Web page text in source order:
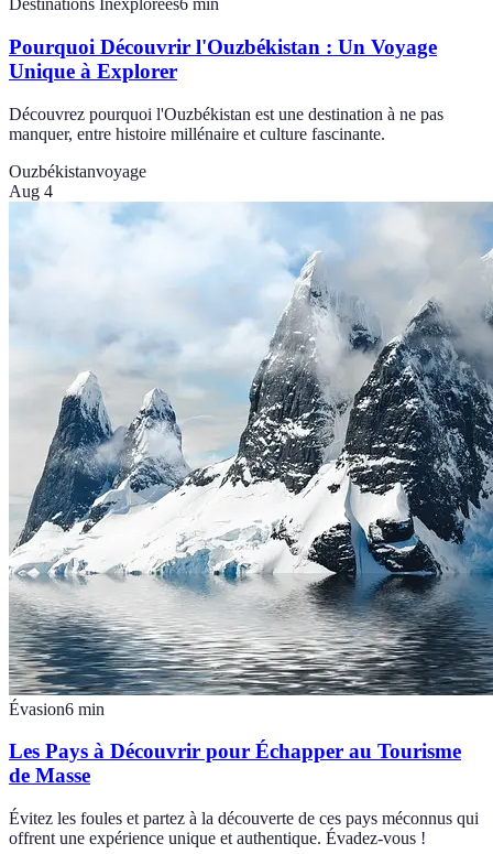
Destinations Inexplorées6 min
Pourquoi Découvrir l'Ouzbékistan : Un Voyage
Unique à Explorer
Découvrez pourquoi l'Ouzbékistan est une destination à ne pas
manquer, entre histoire millénaire et culture fascinante.
Ouzbékistanvoyage
Aug 4
Évasion6 min
Les Pays à Découvrir pour Échapper au Tourisme
de Masse
Évitez les foules et partez à la découverte de ces pays méconnus qui
offrent une expérience unique et authentique. Évadez-vous !